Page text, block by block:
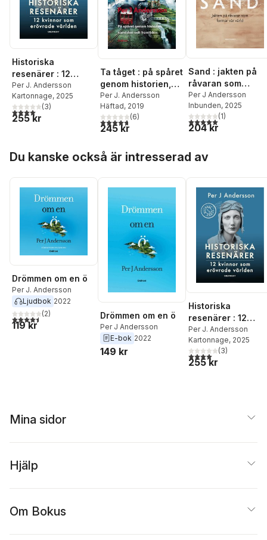
Historiska
resenärer : 12
kvinnor som
erövrade världen
Per J. Andersson
Kartonnage, 2025
4,0utav 5 stjärnor. Totalt antal röster:
(3)
255 kr
Ta tåget : på spåret
genom historien,
samtiden och
framtiden
Per J. Andersson
Häftad, 2019
4,7utav 5 stjärnor. Totalt antal röster:
(6)
245 kr
Sand : jakten på
råvaran som
formar vår värld
Per J Andersson
Inbunden, 2025
5,0utav 5 stjärnor.
(1)
204 kr
Du kanske också är intresserad av
Drömmen om en ö
Per J. Andersson
Ljudbok 2022
4,5utav 5 stjärnor. Totalt antal röster:
(2)
119 kr
Drömmen om en ö
Per J Andersson
E-bok 2022
149 kr
Historiska
resenärer : 12
kvinnor som
erövrade världen
Per J. Andersson
Kartonnage, 2025
4,0utav 5 stjärnor.
(3)
255 kr
Mina sidor
Hjälp
Om Bokus